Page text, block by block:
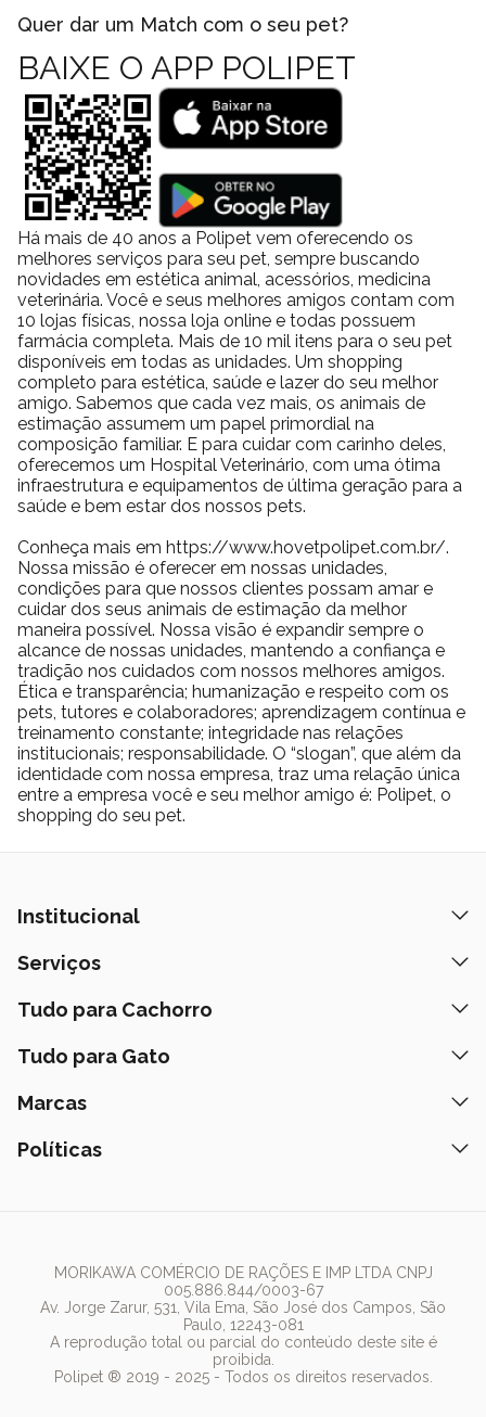
Quer dar um Match com o seu pet?
BAIXE O APP POLIPET
Há mais de 40 anos a Polipet vem oferecendo os
melhores serviços para seu pet, sempre buscando
novidades em estética animal, acessórios, medicina
veterinária. Você e seus melhores amigos contam com
10 lojas físicas, nossa loja online e todas possuem
farmácia completa. Mais de 10 mil itens para o seu pet
disponíveis em todas as unidades. Um shopping
completo para estética, saúde e lazer do seu melhor
amigo. Sabemos que cada vez mais, os animais de
estimação assumem um papel primordial na
composição familiar. E para cuidar com carinho deles,
oferecemos um Hospital Veterinário, com uma ótima
infraestrutura e equipamentos de última geração para a
saúde e bem estar dos nossos pets.
Conheça mais em https://www.hovetpolipet.com.br/.
Nossa missão é oferecer em nossas unidades,
condições para que nossos clientes possam amar e
cuidar dos seus animais de estimação da melhor
maneira possível. Nossa visão é expandir sempre o
alcance de nossas unidades, mantendo a confiança e
tradição nos cuidados com nossos melhores amigos.
Ética e transparência; humanização e respeito com os
pets, tutores e colaboradores; aprendizagem contínua e
treinamento constante; integridade nas relações
institucionais; responsabilidade. O “slogan”, que além da
identidade com nossa empresa, traz uma relação única
entre a empresa você e seu melhor amigo é: Polipet, o
shopping do seu pet.
Institucional
Quem Somos
Prazos de Entrega
Fale Conosco
Lista de Desejos
Serviços
Banho e Tosa
Peça pelo Delivery
Assinatura Polipet
Tudo para Cachorro
Ração
Coleiras
Tudo para Gato
Ração
Marcas
Nexgard
Pedigree
Whiskas
Dog Chow
Royal Canin
Políticas
MORIKAWA COMÉRCIO DE RAÇÕES E IMP LTDA CNPJ
005.886.844/0003-67
Av. Jorge Zarur, 531, Vila Ema, São José dos Campos, São
Paulo, 12243-081
A reprodução total ou parcial do conteúdo deste site é
proibida.
Polipet ® 2019 - 2025 - Todos os direitos reservados.